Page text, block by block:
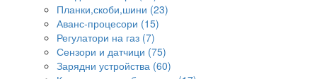
Планки,скоби,шини (23)
Аванс-процесори (15)
Регулатори на газ (7)
Сензори и датчици (75)
Зарядни устройства (60)